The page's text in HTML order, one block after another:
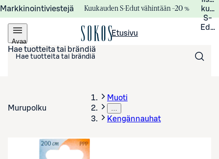
Markkinointiviestejä Kuukauden S-Edut vähintään –20 %
S-
Avaa
valikko
Etusivu
Hae tuotteita tai brändiä
Murupolku
Muoti
…
Kengännauhat